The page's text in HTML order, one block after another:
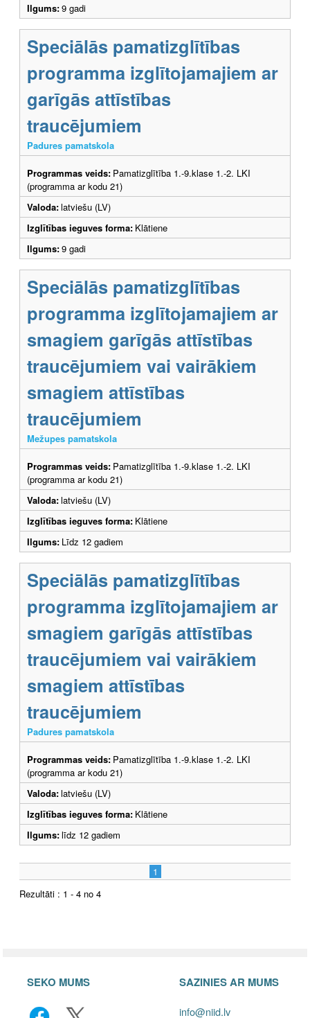
Ilgums:9 gadi
Speciālās pamatizglītības
programma izglītojamajiem ar
garīgās attīstības
traucējumiem
Padures pamatskola
Programmas veids: Pamatizglītība 1.-9.klase 1.-2. LKI
(programma ar kodu 21)
Valoda:latviešu (LV)
Izglītības ieguves forma: Klātiene
Ilgums:9 gadi
Speciālās pamatizglītības
programma izglītojamajiem ar
smagiem garīgās attīstības
traucējumiem vai vairākiem
smagiem attīstības
traucējumiem
Mežupes pamatskola
Programmas veids: Pamatizglītība 1.-9.klase 1.-2. LKI
(programma ar kodu 21)
Valoda:latviešu (LV)
Izglītības ieguves forma: Klātiene
Ilgums: Līdz 12 gadiem
Speciālās pamatizglītības
programma izglītojamajiem ar
smagiem garīgās attīstības
traucējumiem vai vairākiem
smagiem attīstības
traucējumiem
Padures pamatskola
Programmas veids: Pamatizglītība 1.-9.klase 1.-2. LKI
(programma ar kodu 21)
Valoda:latviešu (LV)
Izglītības ieguves forma: Klātiene
Ilgums:līdz 12 gadiem
1
Rezultāti : 1 - 4 no 4
SEKO MUMS SAZINIES AR MUMS
info@niid.lv